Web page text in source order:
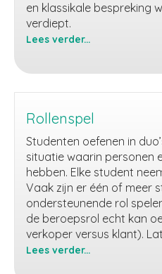
en klassikale bespreking
verdiept.
Lees verder...
AI
Rollenspel
Studenten oefenen in
situatie waarin personen
hebben. Elke student
Vaak zijn er één of meer
ondersteunende rol
de beroepsrol echt kan
verkoper versus klant).
Lees verder...